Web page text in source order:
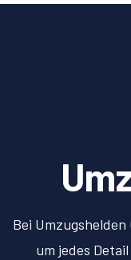
Bei
um jedes